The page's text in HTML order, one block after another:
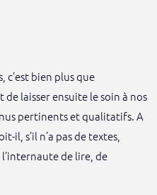
c’est bien plus que
laisser ensuite le soin à nos
pertinents et qualitatifs. A
il, s’il n’a pas de textes,
de lire, de